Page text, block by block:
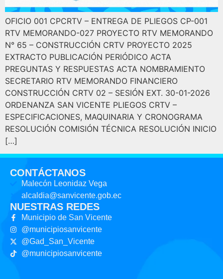
OFICIO 001 CPCRTV – ENTREGA DE PLIEGOS CP-001
RTV MEMORANDO-027 PROYECTO RTV MEMORANDO
N° 65 – CONSTRUCCIÓN CRTV PROYECTO 2025
EXTRACTO PUBLICACIÓN PERIÓDICO ACTA
PREGUNTAS Y RESPUESTAS ACTA NOMBRAMIENTO
SECRETARIO RTV MEMORANDO FINANCIERO
CONSTRUCCIÓN CRTV 02 – SESIÓN EXT. 30-01-2026
ORDENANZA SAN VICENTE PLIEGOS CRTV –
ESPECIFICACIONES, MAQUINARIA Y CRONOGRAMA
RESOLUCIÓN COMISIÓN TÉCNICA RESOLUCIÓN INICIO
[…]
CONTÁCTANOS
Malecón Leonidaz Vega
alcaldia@sanvicente.gob.ec
NUESTRAS REDES
Municipio de San Vicente
@municipiosanvicente
@Gad_San_Vicente
@municipiosanvicente